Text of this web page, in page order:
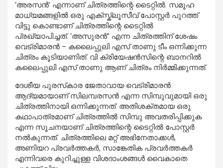
‘അരസൻ’ എന്നാണ് ചിത്രത്തിന്റെ ടൈറ്റിൽ. സമൂഹ
മാധ്യമങ്ങളിൽ ഒരു എക്സ്ക്ലൂസീവ് പോസ്റ്റർ പുറത്ത്
വിട്ടു കൊണ്ടാണ് ചിത്രത്തിന്റെ ടൈറ്റിൽ
പ്രഖ്യാപിച്ചത്. ‘അസുരൻ” എന്ന ചിത്രത്തിന് ശേഷം
വെട്രിമാരൻ – കലൈപ്പുലി എസ് താണു ടീം ഒന്നിക്കുന്ന
ചിത്രം കൂടിയാണിത്. വി ക്രിയേഷൻസിന്റെ ബാനറിൽ
കലൈപ്പുലി എസ് താണു ആണ് ചിത്രം നിർമ്മിക്കുന്നത്.
ദേശീയ പുരസ്‍കാര ജേതാവായ വെട്രിമാരൻ
ആദ്യമായാണ് സിലമ്പരസൻ എന്ന സിമ്പുവുമായി ഒരു
ചിത്രത്തിനായി ഒന്നിക്കുന്നത്. അതിശക്തമായ ഒരു
കഥാപാത്രമാണ് ചിത്രത്തിൽ സിമ്പു അവതരിപ്പിക്കുക
എന്ന സൂചനയാണ് ചിത്രത്തിന്റെ ടൈറ്റിൽ പോസ്റ്റർ
നൽകുന്നത്. ചിത്രത്തിലെ മറ്റ് അഭിനേതാക്കൾ,
അണിയറ പ്രവർത്തകർ, സാങ്കേതിക പ്രവർത്തകർ
എന്നിവരെ കുറിച്ചുള്ള വിശദാംശങ്ങൾ വൈകാതെ